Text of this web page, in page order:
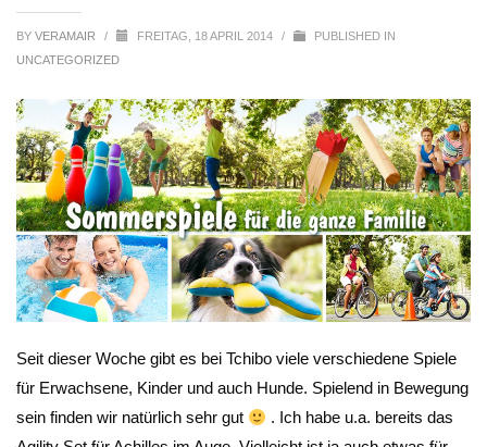
BY VERAMAIR / FREITAG, 18 APRIL 2014 /
PUBLISHED IN
UNCATEGORIZED
Seit dieser Woche gibt es bei Tchibo viele verschiedene Spiele
für Erwachsene, Kinder und auch Hunde. Spielend in Bewegung
sein finden wir natürlich sehr gut
. Ich habe u.a. bereits das